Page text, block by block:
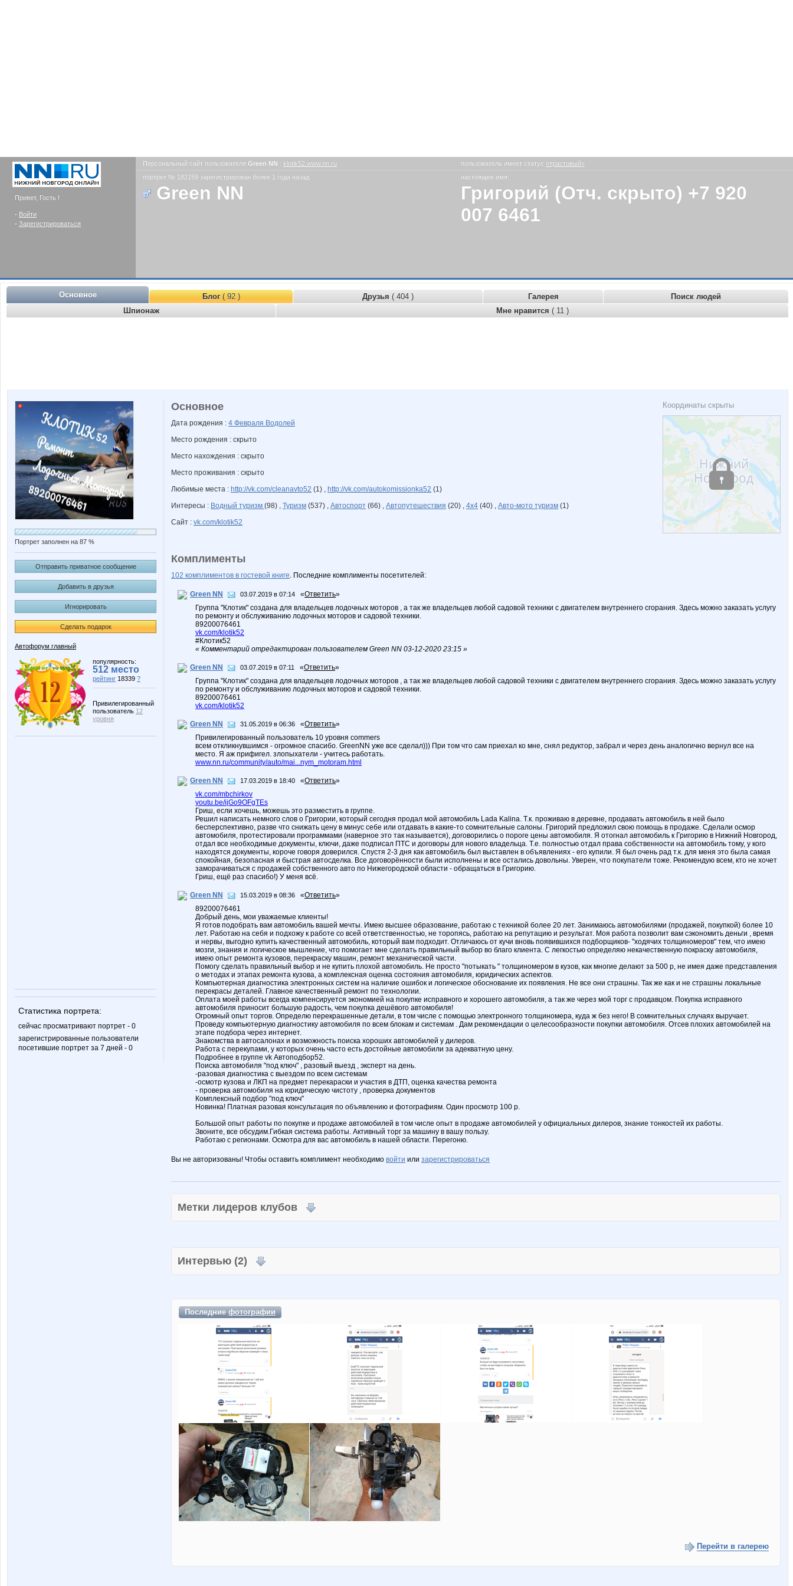
Привет, Гость !
- Войти
- Зарегистрироваться
Персональный сайт пользователя Green NN : klotik52.www.nn.ru пользователь имеет статус «трастовый»
портрет № 182159 зарегистрирован более 1 года назад
Green NN
настоящее имя:
Григорий (Отч. скрыто) +7 920
007 6461
Основное Блог( 92 ) Друзья ( 404 ) Галерея
Поиск людей
Шпионаж
Мне нравится ( 11 )
Портрет заполнен на 87 %
Отправить приватное сообщение
Добавить в друзья
Игнорировать
Сделать подарок
Автофорум главный
популярность:
512 место
рейтинг 18339 ?
Привилегированный
пользователь 12
уровня
Статистика портрета:
сейчас просматривают портрет - 0
зарегистрированные пользователи
посетившие портрет за 7 дней - 0
Координаты скрыты
Основное
Дата рождения : 4 Февраля Водолей
Место рождения : скрыто
Место нахождения : скрыто
Место проживания : скрыто
Любимые места : http://vk.com/cleanavto52 (1) , http://vk.com/autokomissionka52 (1)
Интересы : Водный туризм (98) , Туризм (537) , Автоспорт (66) , Автопутешествия (20) , 4х4 (40) , Авто-мото туризм (1)
Сайт : vk.com/klotik52
Комплименты
102 комплиментов в гостевой книге. Последние комплименты посетителей:
Green NN 03.07.2019 в 07:14 «Ответить»
Группа "Клотик" создана для владельцев лодочных моторов , а так же владельцев любой садовой техники с двигателем внутреннего сгорания. Здесь можно заказать услугу
по ремонту и обслуживанию лодочных моторов и садовой техники.
89200076461
vk.com/klotik52
#Клотик52
« Комментарий отредактирован пользователем Green NN 03-12-2020 23:15 »
Green NN 03.07.2019 в 07:11 «Ответить»
Группа "Клотик" создана для владельцев лодочных моторов , а так же владельцев любой садовой техники с двигателем внутреннего сгорания. Здесь можно заказать услугу
по ремонту и обслуживанию лодочных моторов и садовой техники.
89200076461
vk.com/klotik52
Green NN 31.05.2019 в 06:36 «Ответить»
Привилегированный пользователь 10 уровня commers
всем откликнувшимся - огромное спасибо. GreenNN уже все сделал))) При том что сам приехал ко мне, снял редуктор, забрал и через день аналогично вернул все на
место. Я аж прифигел. злопыхатели - учитесь работать.
www.nn.ru/community/auto/mai...nym_motoram.html
Green NN 17.03.2019 в 18:40 «Ответить»
vk.com/mbchirkov
youtu.be/ijGo9OFgTEs
Гриш, если хочешь, можешь это разместить в группе.
Решил написать немного слов о Григории, который сегодня продал мой автомобиль Lada Kalina. Т.к. проживаю в деревне, продавать автомобиль в ней было
бесперспективно, разве что снижать цену в минус себе или отдавать в какие-то сомнительные салоны. Григорий предложил свою помощь в продаже. Сделали осмор
автомобиля, протестировали программами (наверное это так называется), договорились о пороге цены автомобиля. Я отогнал автомобиль к Григорию в Нижний Новгород,
отдал все необходимые документы, ключи, даже подписал ПТС и договоры для нового владельца. Т.е. полностью отдал права собственности на автомобиль тому, у кого
находятся документы, короче говоря доверился. Спустя 2-3 дня как автомобиль был выставлен в объявлениях - его купили. Я был очень рад т.к. для меня это была самая
спокойная, безопасная и быстрая автосделка. Все договорённости были исполнены и все остались довольны. Уверен, что покупатели тоже. Рекомендую всем, кто не хочет
заморачиваться с продажей собственного авто по Нижегородской области - обращаться в Григорию.
Гриш, ещё раз спасибо!) У меня всё.
Green NN 15.03.2019 в 08:36 «Ответить»
89200076461
Добрый день, мои уважаемые клиенты!
Я готов подобрать вам автомобиль вашей мечты. Имею высшее образование, работаю с техникой более 20 лет. Занимаюсь автомобилями (продажей, покупкой) более 10
лет. Работаю на себя и подхожу к работе со всей ответственностью, не торопясь, работаю на репутацию и результат. Моя работа позволит вам сэкономить деньги , время
и нервы, выгодно купить качественный автомобиль, который вам подходит. Отличаюсь от кучи вновь появившихся подборщиков- "ходячих толщиномеров" тем, что имею
мозги, знания и логическое мышление, что помогает мне сделать правильный выбор во благо клиента. С легкостью определяю некачественную покраску автомобиля,
имею опыт ремонта кузовов, перекраску машин, ремонт механической части.
Помогу сделать правильный выбор и не купить плохой автомобиль. Не просто "потыкать " толщиномером в кузов, как многие делают за 500 р, не имея даже представления
о методах и этапах ремонта кузова, а комплексная оценка состояния автомобиля, юридических аспектов.
Компьютерная диагностика электронных систем на наличие ошибок и логическое обоснование их появления. Не все они страшны. Так же как и не страшны локальные
перекрасы деталей. Главное качественный ремонт по технологии.
Оплата моей работы всегда компенсируется экономией на покупке исправного и хорошего автомобиля, а так же через мой торг с продавцом. Покупка исправного
автомобиля приносит большую радость, чем покупка дешёвого автомобиля!
Огромный опыт торгов. Определю перекрашенные детали, в том числе с помощью электронного толщиномера, куда ж без него! В сомнительных случаях выручает.
Проведу компьютерную диагностику автомобиля по всем блокам и системам . Дам рекомендации о целесообразности покупки автомобиля. Отсев плохих автомобилей на
этапе подбора через интернет.
Знакомства в автосалонах и возможность поиска хороших автомобилей у дилеров.
Работа с перекупами, у которых очень часто есть достойные автомобили за адекватную цену.
Подробнее в группе vk Автоподбор52.
Поиска автомобиля "под ключ" , разовый выезд , эксперт на день.
-разовая диагностика с выездом по всем системам
-осмотр кузова и ЛКП на предмет перекараски и участия в ДТП, оценка качества ремонта
- проверка автомобиля на юридическую чистоту , проверка документов
Комплексный подбор "под ключ"
Новинка! Платная разовая консультация по объявлению и фотографиям. Один просмотр 100 р.
Большой опыт работы по покупке и продаже автомобилей в том числе опыт в продаже автомобилей у официальных дилеров, знание тонкостей их работы.
Звоните, все обсудим.Гибкая система работы. Активный торг за машину в вашу пользу.
Работаю с регионами. Осмотра для вас автомобиль в нашей области. Перегоню.
Вы не авторизованы! Чтобы оставить комплимент необходимо войти или зарегистрироваться
Метки лидеров клубов
Интервью (2)
Последниефотографии
Перейти в галерею